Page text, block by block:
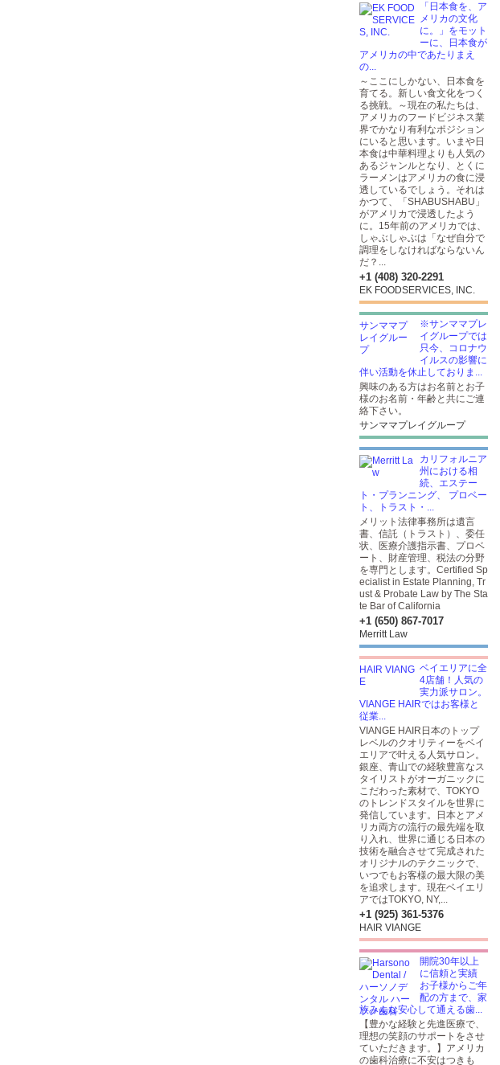
「日本食を、ア
メリカの文化
に。」をモット
ーに、日本食が
アメリカの中であたりまえ
の...
～ここにしかない、日本食を
育てる。新しい食文化をつく
る挑戦。～現在の私たちは、
アメリカのフードビジネス業
界でかなり有利なポジション
にいると思います。いまや日
本食は中華料理よりも人気の
あるジャンルとなり、とくに
ラーメンはアメリカの食に浸
透しているでしょう。それは
かつて、「SHABUSHABU」
がアメリカで浸透したよう
に。15年前のアメリカでは、
しゃぶしゃぶは「なぜ自分で
調理をしなければならないん
だ？...
+1 (408) 320-2291
EK FOODSERVICES, INC.
※サンママプレ
イグループでは
只今、コロナウ
イルスの影響に
伴い活動を休止しておりま...
興味のある方はお名前とお子
様のお名前・年齢と共にご連
絡下さい。
サンママプレイグループ
カリフォルニア
州における相
続、エステー
ト・プランニング、 プロベー
ト、トラスト・...
メリット法律事務所は遺言
書、信託（トラスト）、委任
状、医療介護指示書、プロベ
ート、財産管理、税法の分野
を専門とします。Certified Sp
ecialist in Estate Planning, Tr
ust & Probate Law by The Sta
te Bar of California
+1 (650) 867-7017
Merritt Law
ベイエリアに全
4店舗！人気の
実力派サロン。
VIANGE HAIRではお客様と
従業...
VIANGE HAIR日本のトップ
レベルのクオリティーをベイ
エリアで叶える人気サロン。
銀座、青山での経験豊富なス
タイリストがオーガニックに
こだわった素材で、TOKYO
のトレンドスタイルを世界に
発信しています。日本とアメ
リカ両方の流行の最先端を取
り入れ、世界に通じる日本の
技術を融合させて完成された
オリジナルのテクニックで、
いつでもお客様の最大限の美
を追求します。現在ベイエリ
アではTOKYO, NY,...
+1 (925) 361-5376
HAIR VIANGE
開院30年以上
に信頼と実績
お子様からご年
配の方まで、家
族みんな安心して通える歯...
【豊かな経験と先進医療で、
理想の笑顔のサポートをさせ
ていただきます。】アメリカ
の歯科治療に不安はつきも